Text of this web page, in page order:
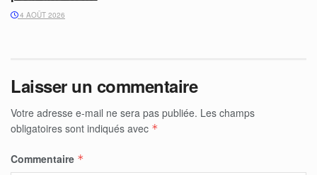
4 AOÛT 2026
Laisser un commentaire
Votre adresse e-mail ne sera pas publiée. Les champs
obligatoires sont indiqués avec *
Commentaire *